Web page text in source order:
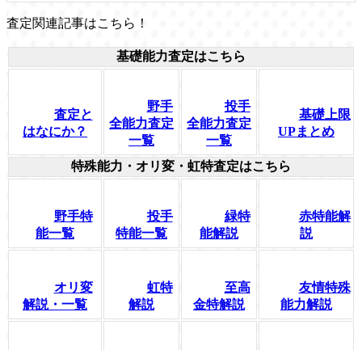
査定関連記事はこちら！
基礎能力査定はこちら
査定と
はなにか？
野手
全能力査定
一覧
投手
全能力査定
一覧
基礎上限
UPまとめ
特殊能力・オリ変・虹特査定はこちら
野手特
能一覧
投手
特能一覧
緑特
能解説
赤特能解
説
オリ変
解説・一覧
虹特
解説
至高
金特解説
友情特殊
能力解説